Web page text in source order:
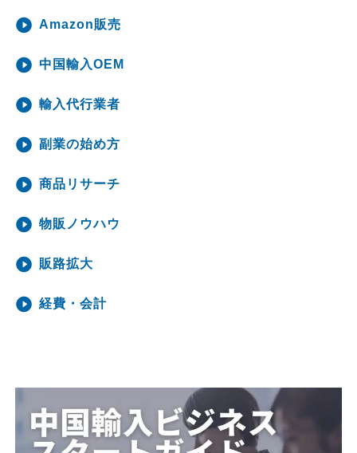
Amazon販売
中国輸入OEM
輸入代行業者
副業の始め方
商品リサーチ
物販ノウハウ
販路拡大
経費・会計